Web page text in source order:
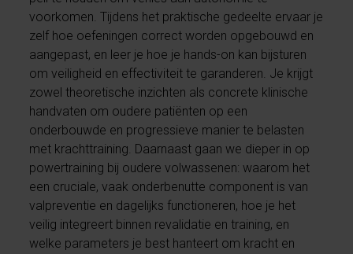
voorkomen. Tijdens het praktische gedeelte ervaar je
zelf hoe oefeningen correct worden opgebouwd en
aangepast, en leer je hoe je hands-on kan bijsturen
om veiligheid en effectiviteit te garanderen. Je krijgt
zowel theoretische inzichten als concrete klinische
handvaten om oudere patiënten op een
onderbouwde en progressieve manier te belasten
met krachttraining. Daarnaast gaan we dieper in op
powertraining bij oudere volwassenen: waarom het
een cruciale, vaak onderbenutte component is van
valpreventie en dagelijks functioneren, hoe je het
veilig integreert binnen revalidatie en training, en
welke parameters je best hanteert om kracht en